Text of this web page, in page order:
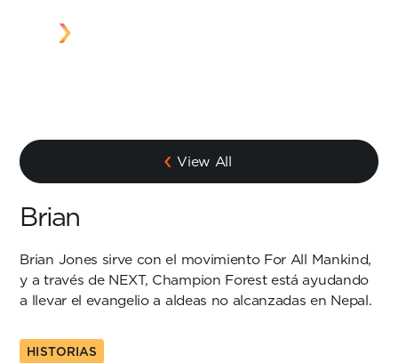
View All
Brian
Brian Jones sirve con el movimiento For All Mankind,
y a través de NEXT, Champion Forest está ayudando
a llevar el evangelio a aldeas no alcanzadas en Nepal.
HISTORIAS